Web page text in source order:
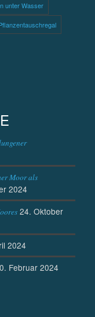
unter Wasser
Moor als
2024
24. Oktober
2024
Februar 2024